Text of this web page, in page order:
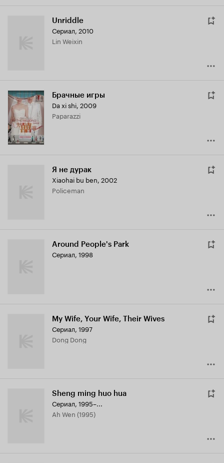
Unriddle
Сериал, 2010
Lin Weixin
Брачные игры
Da xi shi, 2009
Paparazzi
Я не дурак
Xiaohai bu ben, 2002
Policeman
Around People's Park
Сериал, 1998
My Wife, Your Wife, Their Wives
Сериал, 1997
Dong Dong
Sheng ming huo hua
Сериал, 1995–...
Ah Wen (1995)